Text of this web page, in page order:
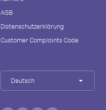
AGB
Datenschutzerklärung
Customer Complaints Code
Deutsch